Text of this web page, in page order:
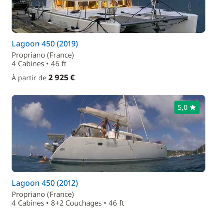
Lagoon 450 (2019)
Propriano (France)
4 Cabines • 46 ft
À partir de 2 925 €
5,0
Lagoon 450 (2012)
Propriano (France)
4 Cabines • 8+2 Couchages • 46 ft